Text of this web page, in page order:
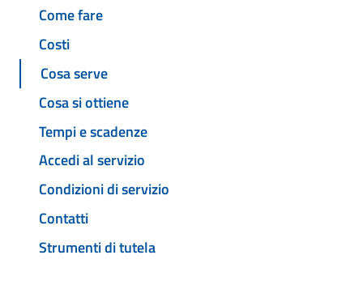
Come fare
Costi
Cosa serve
Cosa si ottiene
Tempi e scadenze
Accedi al servizio
Condizioni di servizio
Contatti
Strumenti di tutela